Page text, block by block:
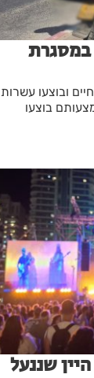
במסגרת
ובוצעו עשרות
בוצעו
שננעל